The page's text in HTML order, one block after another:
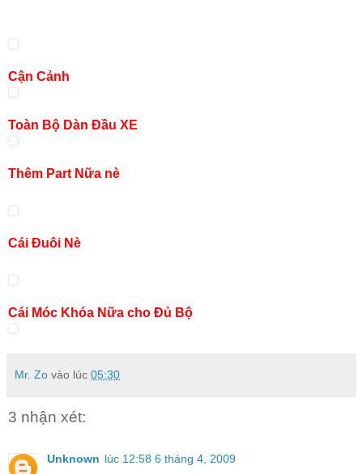
Cận Cảnh
Toàn Bộ Dàn Đầu XE
Thêm Part Nữa nè
Cái Đuôi Nè
Cái Móc Khóa Nữa cho Đủ Bộ
Mr. Zo vào lúc 05:30
3 nhận xét:
Unknown lúc 12:58 6 tháng 4, 2009